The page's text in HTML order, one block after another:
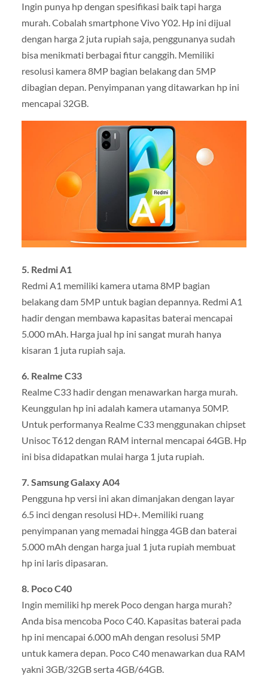
Ingin punya hp dengan spesifikasi baik tapi harga
murah. Cobalah smartphone Vivo Y02. Hp ini dijual
dengan harga 2 juta rupiah saja, penggunanya sudah
bisa menikmati berbagai fitur canggih. Memiliki
resolusi kamera 8MP bagian belakang dan 5MP
dibagian depan. Penyimpanan yang ditawarkan hp ini
mencapai 32GB.
5. Redmi A1
Redmi A1 memiliki kamera utama 8MP bagian
belakang dam 5MP untuk bagian depannya. Redmi A1
hadir dengan membawa kapasitas baterai mencapai
5.000 mAh. Harga jual hp ini sangat murah hanya
kisaran 1 juta rupiah saja.
6. Realme C33
Realme C33 hadir dengan menawarkan harga murah.
Keunggulan hp ini adalah kamera utamanya 50MP.
Untuk performanya Realme C33 menggunakan chipset
Unisoc T612 dengan RAM internal mencapai 64GB. Hp
ini bisa didapatkan mulai harga 1 juta rupiah.
7. Samsung Galaxy A04
Pengguna hp versi ini akan dimanjakan dengan layar
6.5 inci dengan resolusi HD+. Memiliki ruang
penyimpanan yang memadai hingga 4GB dan baterai
5.000 mAh dengan harga jual 1 juta rupiah membuat
hp ini laris dipasaran.
8. Poco C40
Ingin memiliki hp merek Poco dengan harga murah?
Anda bisa mencoba Poco C40. Kapasitas baterai pada
hp ini mencapai 6.000 mAh dengan resolusi 5MP
untuk kamera depan. Poco C40 menawarkan dua RAM
yakni 3GB/32GB serta 4GB/64GB.